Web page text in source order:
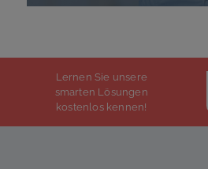
Lernen Sie unsere
smarten Lösungen
kostenlos kennen!